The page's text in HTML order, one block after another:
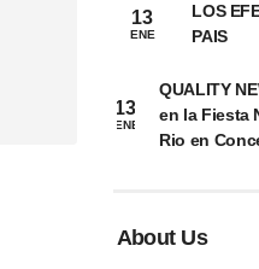
13
ENE
LOS
PAIS
13
ENE
QUALITY
en la Fiesta
Rio en
About Us